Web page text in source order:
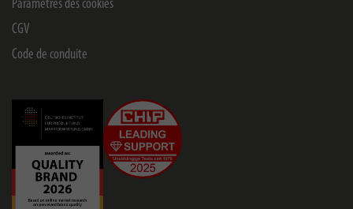
Paramètres des cookies
CGV
Code de conduite